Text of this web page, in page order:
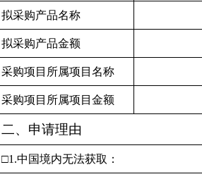
拟采购产品名称
拟采购产品金额
采购项目所属项目名称
采购项目所属项目金额
二、申请理由
□1.中国境内无法获取：